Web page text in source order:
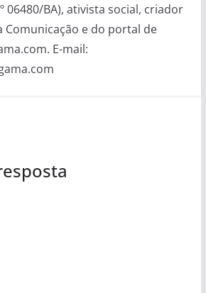
06480/BA), ativista social, criador
Comunicação e do portal de
E-mail: